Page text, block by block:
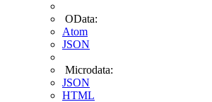
OData:
Atom
JSON
Microdata:
JSON
HTML